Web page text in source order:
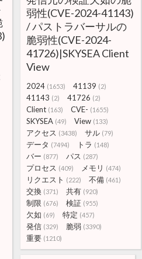
弱性(CVE-2024-41143)
/ パストラバーサルの
脆弱性(CVE-2024-
41726)|SKYSEA Client
View
2024 (1653) 41139 (2)
41143 (2) 41726 (2)
Client (163) CVE- (1655)
SKYSEA (49) View (133)
アクセス (3438) サル (79)
データ (7494) トラ (148)
バー (877) パス (287)
プロセス (409) メモリ (474)
リクエスト (222) 不備 (461)
交換 (371) 共有 (920)
制限 (676) 検証 (955)
欠如 (69) 特定 (457)
発信 (329) 脆弱 (3390)
重要 (1210)